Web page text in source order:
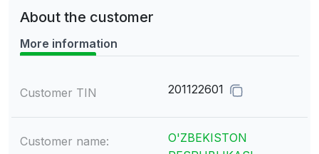
About the customer
More information
Customer TIN 201122601
Customer name:
O'ZBEKISTON